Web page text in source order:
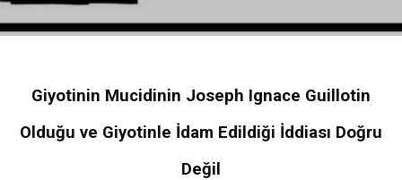
Giyotinin Mucidinin Joseph Ignace Guillotin
Olduğu ve Giyotinle İdam Edildiği İddiası Doğru
Değil